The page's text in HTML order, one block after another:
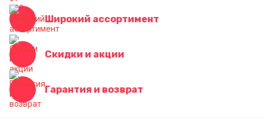
Широкий ассортимент
Скидки и акции
Гарантия и возврат